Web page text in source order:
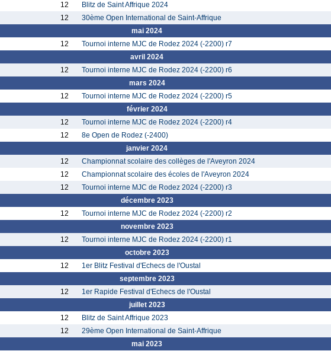
12 Blitz de Saint Affrique 2024
12 30ème Open International de Saint-Affrique
mai 2024
12 Tournoi interne MJC de Rodez 2024 (-2200) r7
avril 2024
12 Tournoi interne MJC de Rodez 2024 (-2200) r6
mars 2024
12 Tournoi interne MJC de Rodez 2024 (-2200) r5
février 2024
12 Tournoi interne MJC de Rodez 2024 (-2200) r4
12 8e Open de Rodez (-2400)
janvier 2024
12 Championnat scolaire des collèges de l'Aveyron 2024
12 Championnat scolaire des écoles de l'Aveyron 2024
12 Tournoi interne MJC de Rodez 2024 (-2200) r3
décembre 2023
12 Tournoi interne MJC de Rodez 2024 (-2200) r2
novembre 2023
12 Tournoi interne MJC de Rodez 2024 (-2200) r1
octobre 2023
12 1er Blitz Festival d'Echecs de l'Oustal
septembre 2023
12 1er Rapide Festival d'Echecs de l'Oustal
juillet 2023
12 Blitz de Saint Affrique 2023
12 29ème Open International de Saint-Affrique
mai 2023